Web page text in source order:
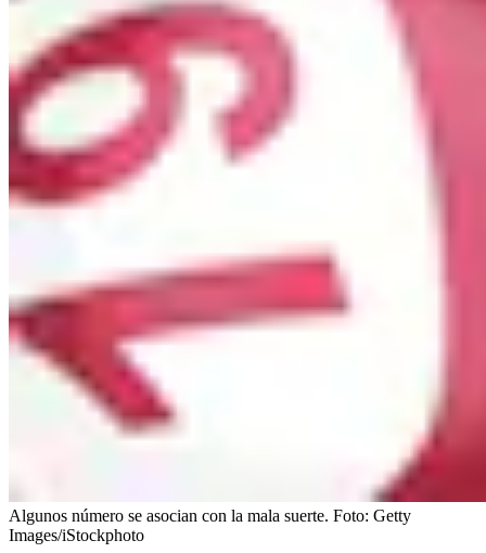
Algunos número se asocian con la mala suerte. Foto: Getty
Images/iStockphoto